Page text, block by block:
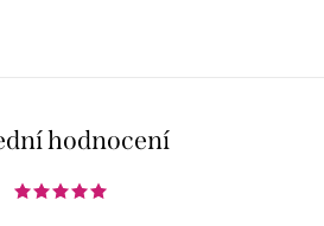
hodnocení